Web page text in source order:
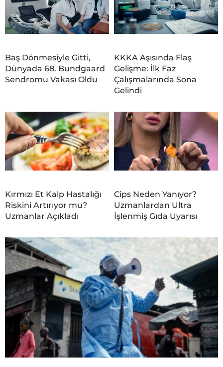
Baş Dönmesiyle Gitti,
Dünyada 68. Bundgaard
Sendromu Vakası Oldu
KKKA Aşısında Flaş
Gelişme: İlk Faz
Çalışmalarında Sona
Gelindi
Kırmızı Et Kalp Hastalığı
Riskini Artırıyor mu?
Uzmanlar Açıkladı
Cips Neden Yanıyor?
Uzmanlardan Ultra
İşlenmiş Gıda Uyarısı